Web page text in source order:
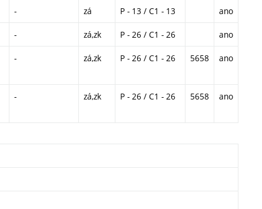
- zá P - 13 / C1 - 13 ano
- zá,zk P - 26 / C1 - 26 ano
- zá,zk P - 26 / C1 - 26 5658 ano
- zá,zk P - 26 / C1 - 26 5658 ano